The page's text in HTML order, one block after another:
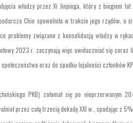
władzy przez Xi Jinpinga, który z biegiem
Chin spowolniła w trakcie jego rządów, a
problemy związane z konsolidacją władzy w
2023 r. zaczynają więc uwidaczniać się
oraz do spadku lojalności członków
PKB) załamał się po nieprzerwanym
przez całą trzecią dekadę XXI w., spadając z